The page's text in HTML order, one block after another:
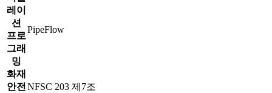
레이
션
프로
그래
밍
PipeFlow
화재
안전 NFSC 203 제7조